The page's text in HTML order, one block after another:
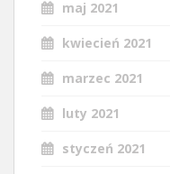
maj 2021
kwiecień 2021
marzec 2021
luty 2021
styczeń 2021